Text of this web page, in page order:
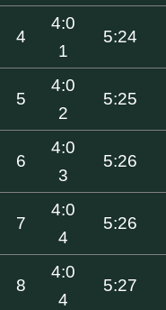
4
4:0
1
5:24
5
4:0
2
5:25
6
4:0
3
5:26
7
4:0
4
5:26
8
4:0
4
5:27